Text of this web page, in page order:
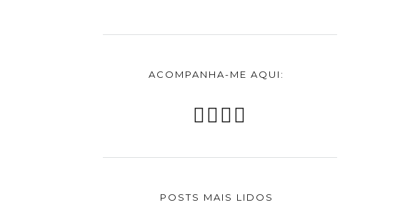
ACOMPANHA-ME AQUI:
POSTS MAIS LIDOS